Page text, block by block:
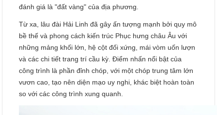
đánh giá là "đất vàng" của địa phương.
Từ xa, lâu đài Hải Linh đã gây ấn tượng mạnh bởi quy mô
bề thế và phong cách kiến trúc Phục hưng châu Âu với
những mảng khối lớn, hệ cột đối xứng, mái vòm uốn lượn
và các chi tiết trang trí cầu kỳ. Điểm nhấn nổi bật của
công trình là phần đỉnh chóp, với một chóp trung tâm lớn
vươn cao, tạo nên diện mạo uy nghi, khác biệt hoàn toàn
so với các công trình xung quanh.